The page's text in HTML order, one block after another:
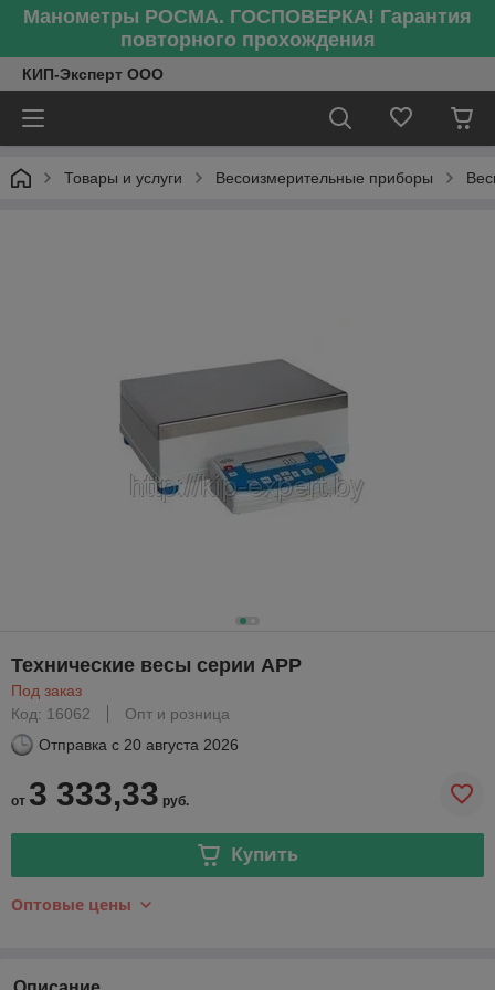
Манометры РОСМА. ГОСПОВЕРКА! Гарантия
повторного прохождения
КИП-Эксперт ООО
Товары и услуги Весоизмерительные приборы
Технические весы серии APP
Под заказ
Код: 16062
Опт и розница
Отправка с 20 августа 2026
от 3 333,33 руб.
Купить
Оптовые цены